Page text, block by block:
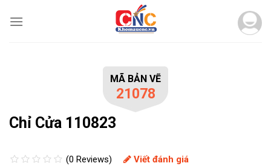
MÃ BẢN VẼ
21078
Chỉ Cửa 110823
(0 Reviews) Viết đánh giá